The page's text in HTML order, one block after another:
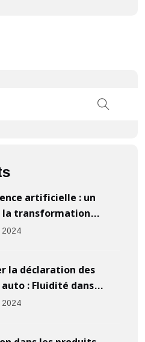
artificielle : un
la transformation
les entreprises
2024
la déclaration des
: Fluidité dans
2024